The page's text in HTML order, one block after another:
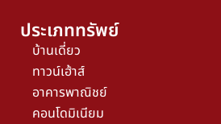
ประเภททรัพย์
บ้านเดี่ยว
ทาวน์เฮ้าส์
อาคารพาณิชย์
คอนโดมิเนียม